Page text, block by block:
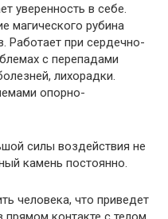
уверенность в себе.
магического рубина
Работает при сердечно-
с перепадами
лихорадки.
опорно-
силы воздействия не
камень постоянно.
человека, что приведет